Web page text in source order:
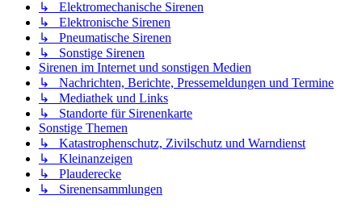
↳ Elektromechanische Sirenen
↳ Elektronische Sirenen
↳ Pneumatische Sirenen
↳ Sonstige Sirenen
Sirenen im Internet und sonstigen Medien
↳ Nachrichten, Berichte, Pressemeldungen und Termine
↳ Mediathek und Links
↳ Standorte für Sirenenkarte
Sonstige Themen
↳ Katastrophenschutz, Zivilschutz und Warndienst
↳ Kleinanzeigen
↳ Plauderecke
↳ Sirenensammlungen